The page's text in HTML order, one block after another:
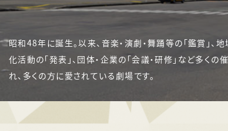
昭和48年に誕生。以来、音楽・演劇・舞踊等の「鑑賞」、
化活動の「発表」、団体・企業の「会議・研修」など多くの
れ、多くの方に愛されている劇場です。